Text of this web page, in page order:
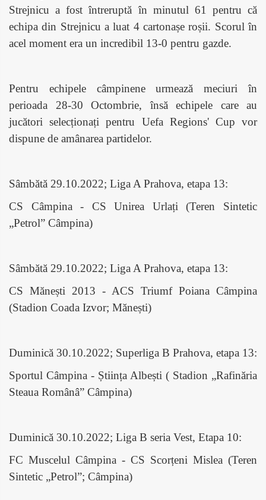
Strejnicu a fost întreruptă în minutul 61 pentru că
echipa din Strejnicu a luat 4 cartonașe roșii. Scorul în
acel moment era un incredibil 13-0 pentru gazde.
Pentru echipele câmpinene urmează meciuri în
perioada 28-30 Octombrie, însă echipele care au
jucători selecționați pentru Uefa Regions' Cup vor
dispune de amânarea partidelor.
Sâmbătă 29.10.2022; Liga A Prahova, etapa 13:
CS Câmpina - CS Unirea Urlați (Teren Sintetic
„Petrol” Câmpina)
Sâmbătă 29.10.2022; Liga A Prahova, etapa 13:
CS Mănești 2013 - ACS Triumf Poiana Câmpina
(Stadion Coada Izvor; Mănești)
Duminică 30.10.2022; Superliga B Prahova, etapa 13:
Sportul Câmpina - Știința Albești ( Stadion „Rafinăria
Steaua Românâ” Câmpina)
Duminică 30.10.2022; Liga B seria Vest, Etapa 10:
FC Muscelul Câmpina - CS Scorțeni Mislea (Teren
Sintetic „Petrol”; Câmpina)